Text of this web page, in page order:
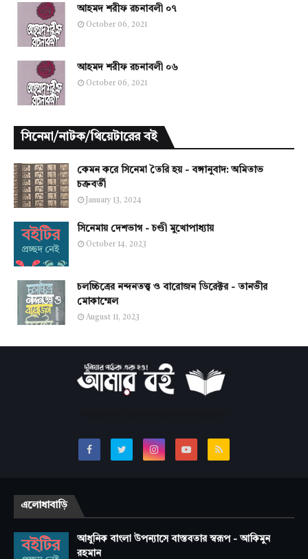
আহমদ শরীফ রচনাবলী ০৭
October 06, 2021
আহমদ শরীফ রচনাবলী ০৬
October 06, 2021
সিনেমা/নাটক/থিয়েটারের বই
কেমন করে সিনেমা তৈরি হয় - বঙ্গানুবাদ: অমিতাভ
চক্রবর্তী
January 13, 2024
সিনেমায় দেশভাগ - চণ্ডী মুখোপাধ্যায়
October 14, 2023
চলচ্চিত্রের নন্দনতত্ত্ব ও বারোজন ডিরেক্টর - তানভীর
মোকাম্মেল
August 11, 2023
এলোধাবাড়ি
আধুনিক বাংলা উপন্যাসে বাস্তবতার স্বরূপ - আকিমুন
রহমান